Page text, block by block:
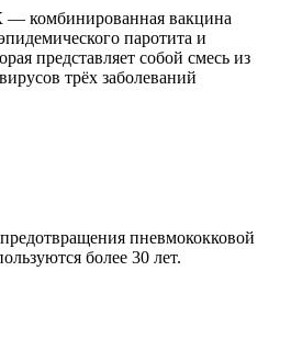
комбинированная вакцина
паротита и
представляет собой смесь из
трёх заболеваний
пневмококковой
более 30 лет.